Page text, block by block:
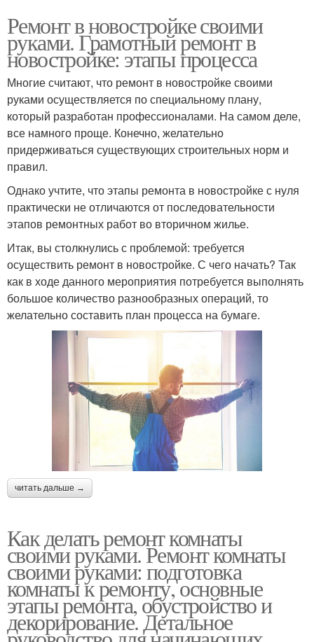
Ремонт в новостройке своими
руками. Грамотный ремонт в
новостройке: этапы процесса
Многие считают, что ремонт в новостройке своими
руками осуществляется по специальному плану,
который разработан профессионалами. На самом деле,
все намного проще. Конечно, желательно
придерживаться существующих строительных норм и
правил.
Однако учтите, что этапы ремонта в новостройке с нуля
практически не отличаются от последовательности
этапов ремонтных работ во вторичном жилье.
Итак, вы столкнулись с проблемой: требуется
осуществить ремонт в новостройке. С чего начать? Так
как в ходе данного мероприятия потребуется выполнять
большое количество разнообразных операций, то
желательно составить план процесса на бумаге.
читать дальше →
Как делать ремонт комнаты
своими руками. Ремонт комнаты
своими руками: подготовка
комнаты к ремонту, основные
этапы ремонта, обустройство и
декорирование. Детальное